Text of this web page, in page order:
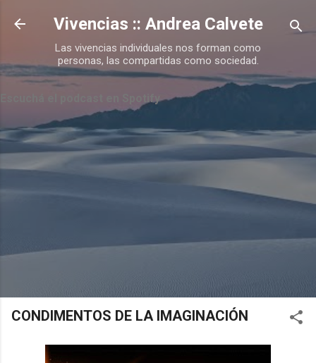
Ir al contenido principal
Vivencias :: Andrea Calvete
Las vivencias individuales nos forman como
personas, las compartidas como sociedad.
Escuchá el podcast en Spotify
CONDIMENTOS DE LA IMAGINACIÓN